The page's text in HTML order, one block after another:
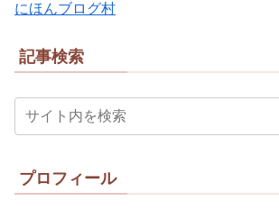
にほんブログ村
記事検索
プロフィール